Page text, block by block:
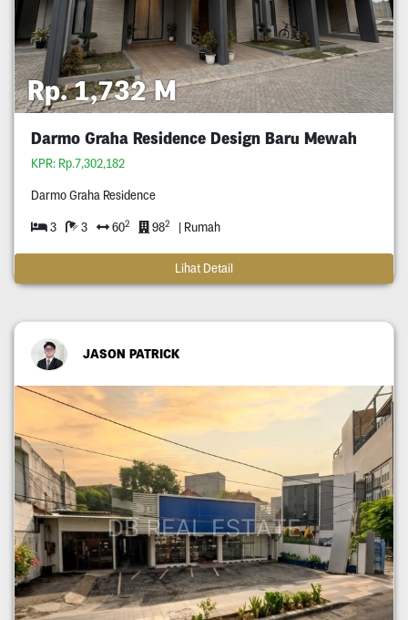
Rp. 1,732 M
Darmo Graha Residence Design Baru Mewah
KPR: Rp.7,302,182
Darmo Graha Residence
3 3 602 982 | Rumah
Lihat Detail
JASON PATRICK